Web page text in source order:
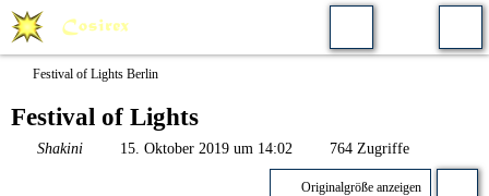
Festival of Lights Berlin
Festival of Lights
Shakini 15. Oktober 2019 um 14:02 764 Zugriffe
Originalgröße anzeigen